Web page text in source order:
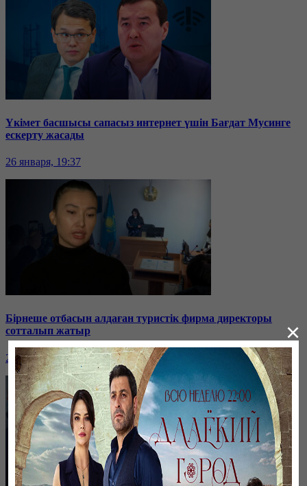
Үкімет басшысы сапасыз интернет үшін Бағдат Мусинге
ескерту жасады
26 января, 19:37
Бірнеше отбасын алдаған туристік фирма директоры
сотталып жатыр
26 января, 19:36
×